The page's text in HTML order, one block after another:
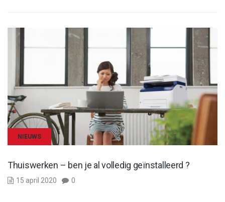
NIEUWS
Thuiswerken – ben je al volledig geïnstalleerd ?
15 april 2020 0